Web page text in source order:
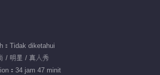
：Tidak diketahui
/ 明星 / 真人秀
：34 jam 47 minit